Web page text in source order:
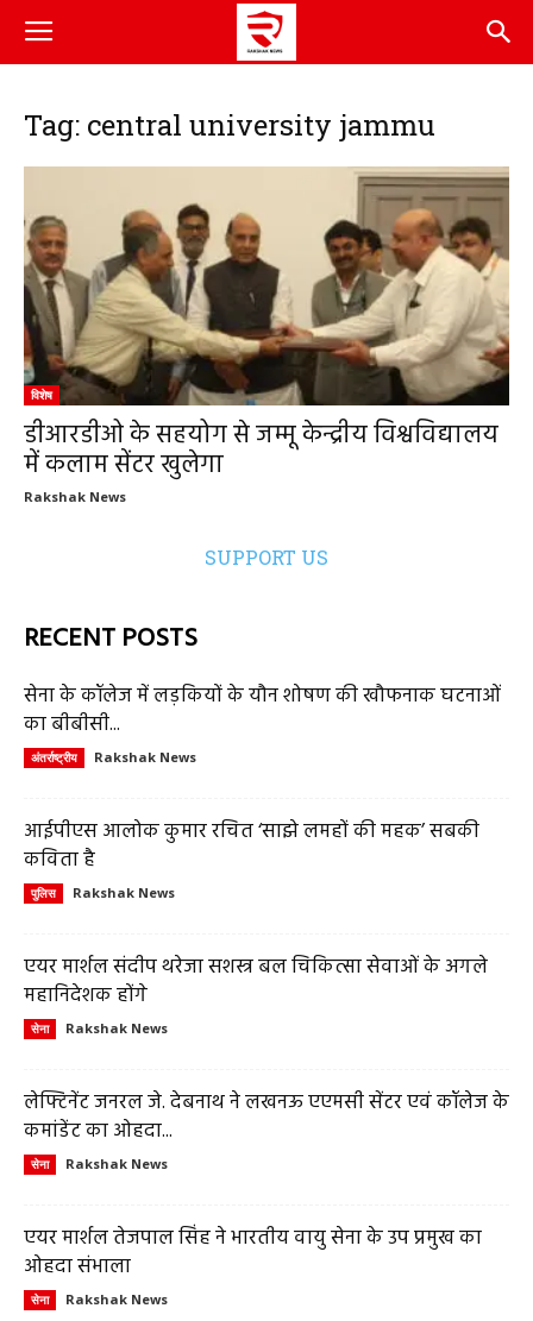
Tag: central university jammu
विशेष
डीआरडीओ के सहयोग से जम्मू केन्द्रीय विश्वविद्यालय
में कलाम सेंटर खुलेगा
Rakshak News
SUPPORT US
RECENT POSTS
सेना के कॉलेज में लड़कियों के यौन शोषण की खौफनाक घटनाओं
का बीबीसी...
अंतर्राष्ट्रीय Rakshak News
आईपीएस आलोक कुमार रचित ‘साझे लमहों की महक’ सबकी
कविता है
पुलिस Rakshak News
एयर मार्शल संदीप थरेजा सशस्त्र बल चिकित्सा सेवाओं के अगले
महानिदेशक होंगे
सेना Rakshak News
लेफ्टिनेंट जनरल जे. देबनाथ ने लखनऊ एएमसी सेंटर एवं कॉलेज के
कमांडेंट का ओहदा...
सेना Rakshak News
एयर मार्शल तेजपाल सिंह ने भारतीय वायु सेना के उप प्रमुख का
ओहदा संभाला
सेना Rakshak News